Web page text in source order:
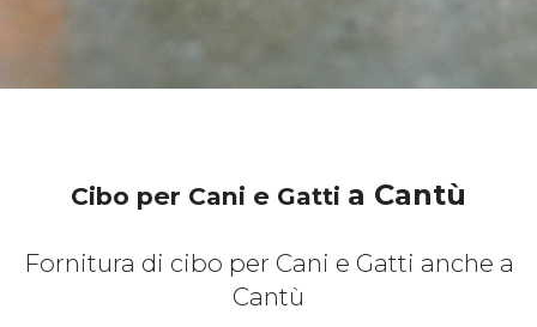
Cibo per Cani e Gatti a Cantù
Fornitura di cibo per Cani e Gatti anche a
Cantù